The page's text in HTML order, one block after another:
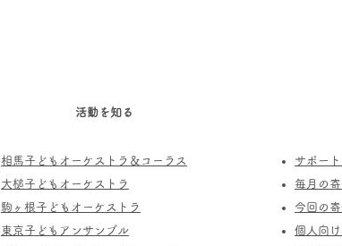
活動を知る
相馬子どもオーケストラ＆コーラス
​大槌子どもオーケストラ
駒ヶ根子どもオーケストラ
​東京子どもアンサンブル
サポー
毎月の
今回の
個人向